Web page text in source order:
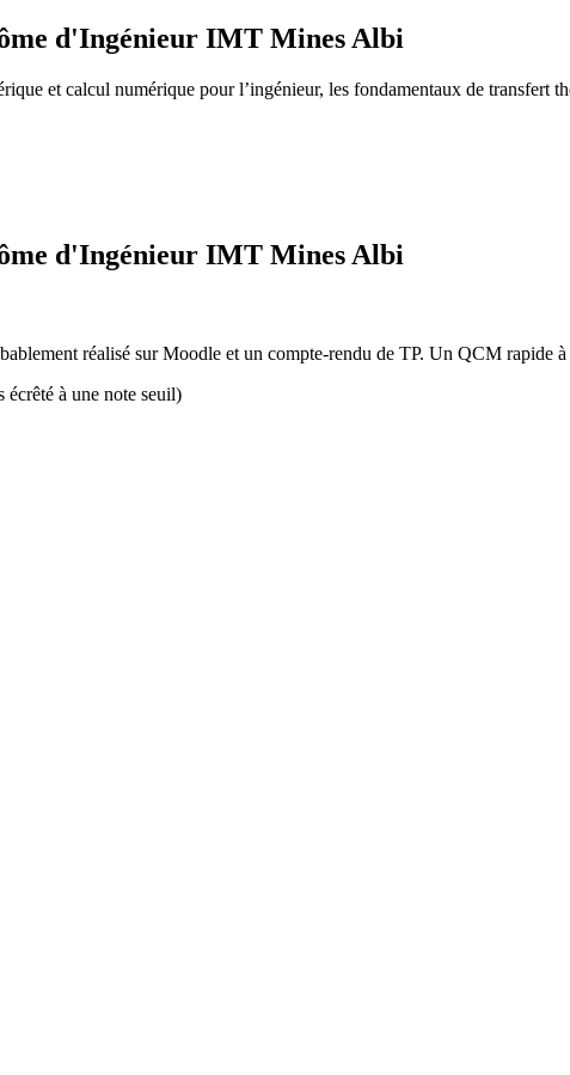
d'Ingénieur IMT Mines Albi
et calcul numérique pour l’ingénieur, les fondamentaux de transfert
d'Ingénieur IMT Mines Albi
réalisé sur Moodle et un compte-rendu de TP. Un QCM rapide
écrêté à une note seuil)